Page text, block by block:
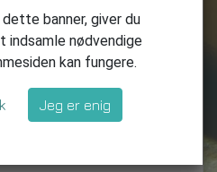
can I ask here?
in my questions?
in my answers?
banner, giver du
indsamle nødvendige
kan fungere.
Jeg er enig